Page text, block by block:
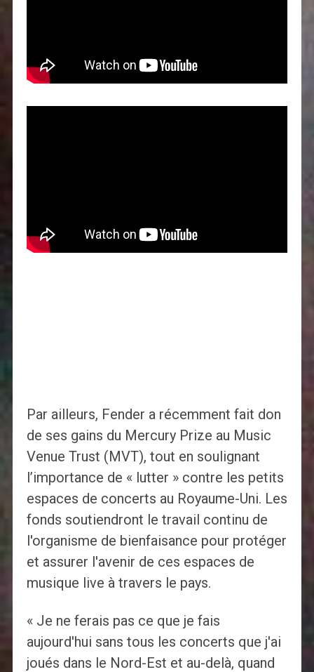
Par ailleurs, Fender a récemment fait don
de ses gains du Mercury Prize au Music
Venue Trust (MVT), tout en soulignant
l’importance de « lutter » contre les petits
espaces de concerts au Royaume-Uni. Les
fonds soutiendront le travail continu de
l'organisme de bienfaisance pour protéger
et assurer l'avenir de ces espaces de
musique live à travers le pays.
« Je ne ferais pas ce que je fais
aujourd'hui sans tous les concerts que j'ai
joués dans le Nord-Est et au-delà, quand